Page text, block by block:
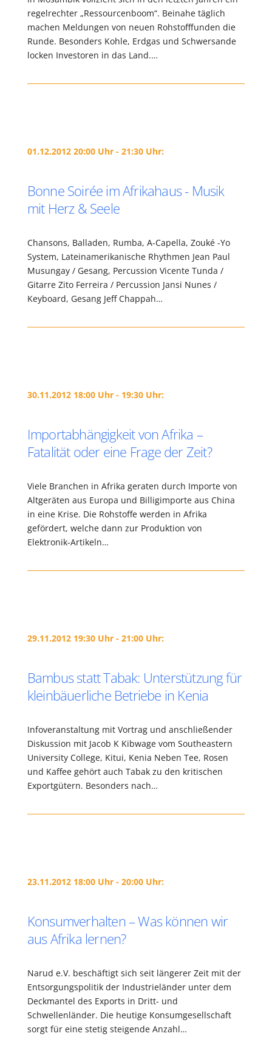
regelrechter „Ressourcenboom“. Beinahe täglich
machen Meldungen von neuen Rohstofffunden die
Runde. Besonders Kohle, Erdgas und Schwersande
locken Investoren in das Land.…
01.12.2012 20:00 Uhr - 21:30 Uhr:
Bonne Soirée im Afrikahaus - Musik
mit Herz & Seele
Chansons, Balladen, Rumba, A-Capella, Zouké -Yo
System, Lateinamerikanische Rhythmen Jean Paul
Musungay / Gesang, Percussion Vicente Tunda /
Gitarre Zito Ferreira / Percussion Jansi Nunes /
Keyboard, Gesang Jeff Chappah…
30.11.2012 18:00 Uhr - 19:30 Uhr:
Importabhängigkeit von Afrika –
Fatalität oder eine Frage der Zeit?
Viele Branchen in Afrika geraten durch Importe von
Altgeräten aus Europa und Billigimporte aus China
in eine Krise. Die Rohstoffe werden in Afrika
gefördert, welche dann zur Produktion von
Elektronik-Artikeln…
29.11.2012 19:30 Uhr - 21:00 Uhr:
Bambus statt Tabak: Unterstützung für
kleinbäuerliche Betriebe in Kenia
Infoveranstaltung mit Vortrag und anschließender
Diskussion mit Jacob K Kibwage vom Southeastern
University College, Kitui, Kenia Neben Tee, Rosen
und Kaffee gehört auch Tabak zu den kritischen
Exportgütern. Besonders nach…
23.11.2012 18:00 Uhr - 20:00 Uhr:
Konsumverhalten – Was können wir
aus Afrika lernen?
Narud e.V. beschäftigt sich seit längerer Zeit mit der
Entsorgungspolitik der Industrieländer unter dem
Deckmantel des Exports in Dritt- und
Schwellenländer. Die heutige Konsumgesellschaft
sorgt für eine stetig steigende Anzahl…